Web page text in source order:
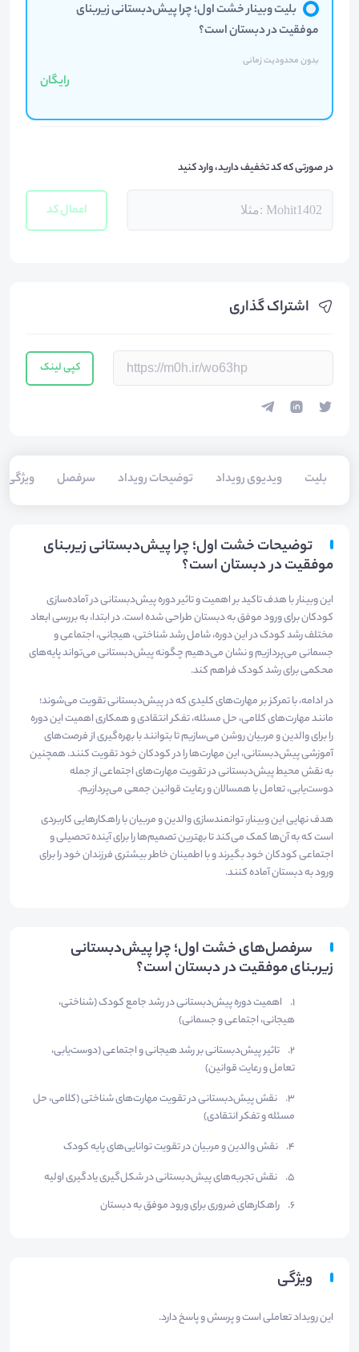
اشتراک گذاری
کپی لینک
بلیت‌ ویدیوی رویداد توضیحات رویداد سرفصل ویژگی
بلیت وبینار خشت اول؛ چرا پیش‌دبستانی زیربنای
موفقیت در دبستان است؟
بدون محدودیت زمانی
رایگان
در صورتی که کد تخفیف دارید، وارد کنید
اعمال کد
توضیحات خشت اول؛ چرا پیش‌دبستانی زیربنای
موفقیت در دبستان است؟
این وبینار با هدف تاکید بر اهمیت و تاثیر دوره پیش‌دبستانی در آماده‌سازی
کودکان برای ورود موفق به دبستان طراحی شده است. در ابتدا، به بررسی ابعاد
مختلف رشد کودک در این دوره، شامل رشد شناختی، هیجانی، اجتماعی و
جسمانی می‌پردازیم و نشان می‌دهیم چگونه پیش‌دبستانی می‌تواند پایه‌های
محکمی برای رشد کودک فراهم کند.
در ادامه، با تمرکز بر مهارت‌های کلیدی که در پیش‌دبستانی تقویت می‌شوند؛
مانند مهارت‌های کلامی، حل مسئله، تفکر انتقادی و همکاری اهمیت این دوره
را برای والدین و مربیان روشن می‌سازیم تا بتوانند با بهره‌گیری از فرصت‌های
آموزشی پیش‌دبستانی، این مهارت‌ها را در کودکان خود تقویت کنند. همچنین
به نقش محیط پیش‌دبستانی در تقویت مهارت‌های اجتماعی از جمله
دوست‌یابی، تعامل با همسالان و رعایت قوانین جمعی می‌پردازیم.
هدف نهایی این وبینار، توانمندسازی والدین و مربیان با راهکارهایی کاربردی
است که به آن‌ها کمک می‌کند تا بهترین تصمیم‌ها را برای آینده تحصیلی و
اجتماعی کودکان خود بگیرند و با اطمینان خاطر بیشتری فرزندان خود را برای
ورود به دبستان آماده کنند.
سرفصل‌های خشت اول؛ چرا پیش‌دبستانی
زیربنای موفقیت در دبستان است؟
1.
اهمیت دوره پیش‌دبستانی در رشد جامع کودک (شناختی،
هیجانی، اجتماعی و جسمانی)
2.
تاثیر پیش‌دبستانی بر رشد هیجانی و اجتماعی (دوست‌یابی،
تعامل و رعایت قوانین)
3.
نقش پیش‌دبستانی در تقویت مهارت‌های شناختی (کلامی، حل
مسئله و تفکر انتقادی)
4.
نقش والدین و مربیان در تقویت توانایی‌های پایه کودک
5.
نقش تجربه‌های پیش‌دبستانی در شکل‌گیری یادگیری اولیه
6.
راهکارهای ضروری برای ورود موفق به دبستان
ویژگی
این رویداد تعاملی است و پرسش و پاسخ دارد.